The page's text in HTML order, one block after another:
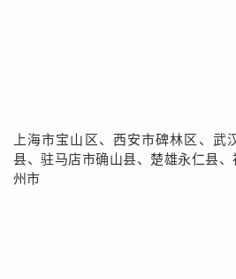
上海市宝山区、西安市碑林区、武
县、驻马店市确山县、楚雄永仁县
州市